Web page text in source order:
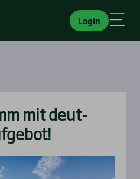
Login
mit deut­